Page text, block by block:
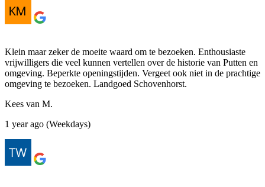
Klein maar zeker de moeite waard om te bezoeken. Enthousiaste
vrijwilligers die veel kunnen vertellen over de historie van Putten en
omgeving. Beperkte openingstijden. Vergeet ook niet in de prachtige
omgeving te bezoeken. Landgoed Schovenhorst.
Kees van M.
1 year ago (Weekdays)